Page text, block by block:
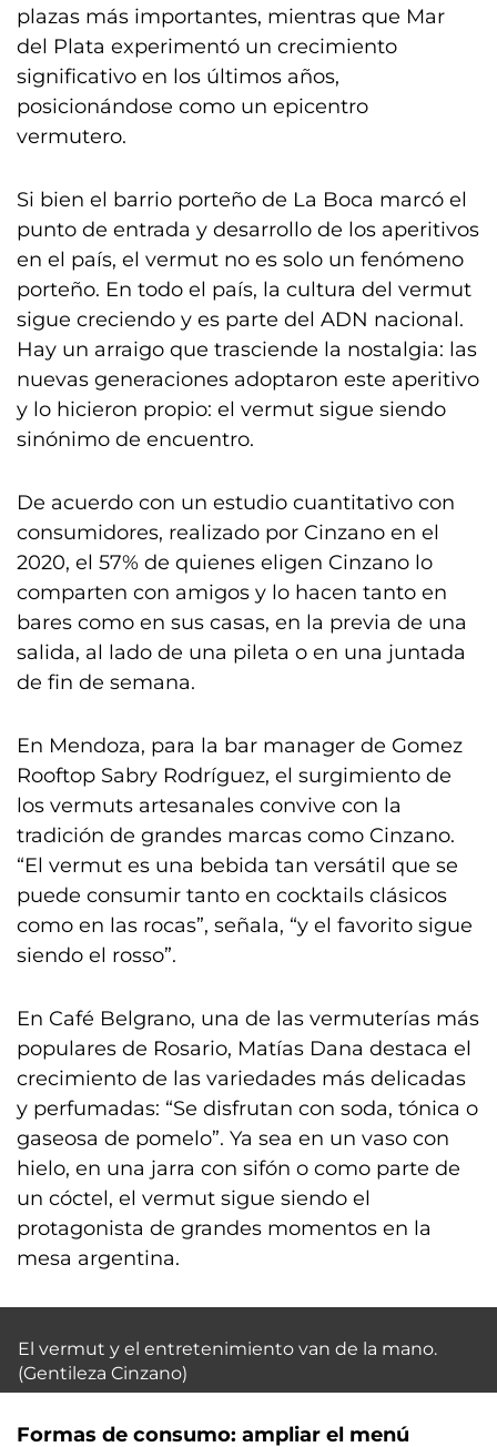
plazas más importantes, mientras que Mar
del Plata experimentó un crecimiento
significativo en los últimos años,
posicionándose como un epicentro
vermutero.
Si bien el barrio porteño de La Boca marcó el
punto de entrada y desarrollo de los aperitivos
en el país, el vermut no es solo un fenómeno
porteño. En todo el país, la cultura del vermut
sigue creciendo y es parte del ADN nacional.
Hay un arraigo que trasciende la nostalgia: las
nuevas generaciones adoptaron este aperitivo
y lo hicieron propio: el vermut sigue siendo
sinónimo de encuentro.
De acuerdo con un estudio cuantitativo con
consumidores, realizado por Cinzano en el
2020, el 57% de quienes eligen Cinzano lo
comparten con amigos y lo hacen tanto en
bares como en sus casas, en la previa de una
salida, al lado de una pileta o en una juntada
de fin de semana.
En Mendoza, para la bar manager de Gomez
Rooftop Sabry Rodríguez, el surgimiento de
los vermuts artesanales convive con la
tradición de grandes marcas como Cinzano.
“El vermut es una bebida tan versátil que se
puede consumir tanto en cocktails clásicos
como en las rocas”, señala, “y el favorito sigue
siendo el rosso”.
En Café Belgrano, una de las vermuterías más
populares de Rosario, Matías Dana destaca el
crecimiento de las variedades más delicadas
y perfumadas: “Se disfrutan con soda, tónica o
gaseosa de pomelo”. Ya sea en un vaso con
hielo, en una jarra con sifón o como parte de
un cóctel, el vermut sigue siendo el
protagonista de grandes momentos en la
mesa argentina.
El vermut y el entretenimiento van de la mano.
(Gentileza Cinzano)
Formas de consumo: ampliar el menú